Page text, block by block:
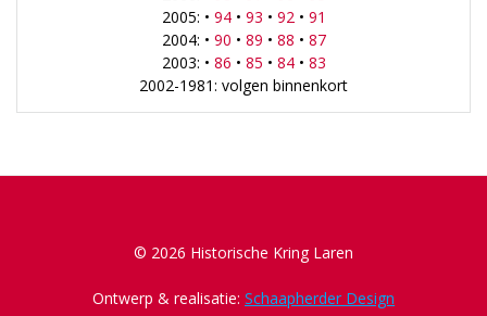
2005: • 94• 93 • 92• 91
2004: • 90 • 89 • 88 • 87
2003: • 86 • 85 • 84• 83
2002-1981: volgen binnenkort
© 2026 Historische Kring Laren
Ontwerp & realisatie: Schaapherder Design